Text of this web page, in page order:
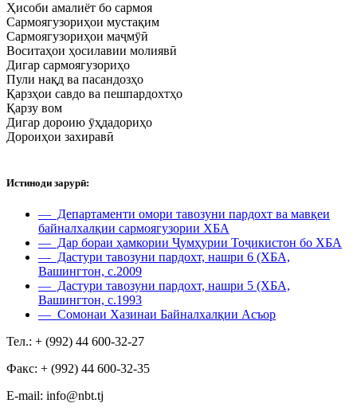
Ҳисоби амалиёт бо сармоя
Сармоягузориҳои мустақим
Сармоягузориҳои маҷмӯӣ
Воситаҳои ҳосилавии молиявӣ
Дигар сармоягузориҳо
Пули нақд ва пасандозҳо
Қарзҳои савдо ва пешпардохтҳо
Қарзу вом
Дигар дороию ӯҳдадориҳо
Дороиҳои захиравӣ
Истиноди зарурӣ:
— Департаменти омори тавозуни пардохт ва мавқеи
байналхалқии сармоягузории ХБА
— Дар бораи ҳамкории Ҷумҳурии Тоҷикистон бо ХБА
— Дастури тавозуни пардохт, нашри 6 (ХБА,
Вашингтон, с.2009
— Дастури тавозуни пардохт, нашри 5 (ХБА,
Вашингтон, с.1993
— Сомонаи Хазинаи Байналхалқии Асъор
Тел.: + (992) 44 600-32-27
Факс: + (992) 44 600-32-35
Е-mail: info@nbt.tj